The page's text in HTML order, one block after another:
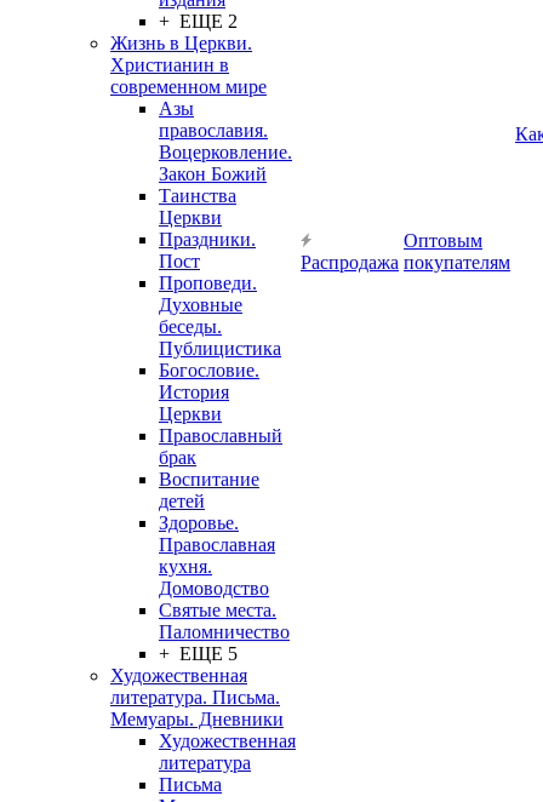
+ ЕЩЕ 2
Жизнь в Церкви.
Христианин в
современном мире
Азы
православия.
Воцерковление.
Закон Божий
Таинства
Церкви
Праздники.
Пост
Проповеди.
Духовные
беседы.
Публицистика
Богословие.
История
Церкви
Православный
брак
Воспитание
детей
Здоровье.
Православная
кухня.
Домоводство
Святые места.
Паломничество
+ ЕЩЕ 5
Художественная
литература. Письма.
Мемуары. Дневники
Художественная
литература
Письма
Распродажа
Оптовым
покупателям